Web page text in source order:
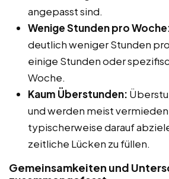
angepasst sind.
Wenige Stunden pro
deutlich weniger Stunden
einige Stunden oder
Woche.
Kaum Überstunden:
und werden meist
typischerweise darauf
zeitliche Lücken zu füllen.
Gemeinsamkeiten und